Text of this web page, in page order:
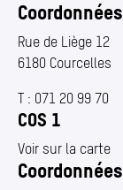
Coordonnées
Rue de Liège 12
6180 Courcelles
T : 071 20 99 70
COS 1
Voir sur la carte
Coordonnées